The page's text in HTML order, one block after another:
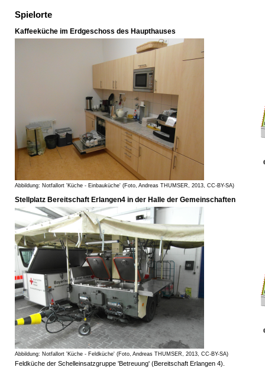
Spielorte
Kaffeeküche im Erdgeschoss des Haupthauses
Abbildung: Notfallort 'Küche - Einbauküche' (Foto, Andreas THUMSER, 2013, CC-BY-SA)
Stellplatz Bereitschaft Erlangen4 in der Halle der Gemeinschaften
Abbildung: Notfallort 'Küche - Feldküche' (Foto, Andreas THUMSER, 2013, CC-BY-SA)
Feldküche der Schelleinsatzgruppe 'Betreuung' (Bereitschaft Erlangen 4).